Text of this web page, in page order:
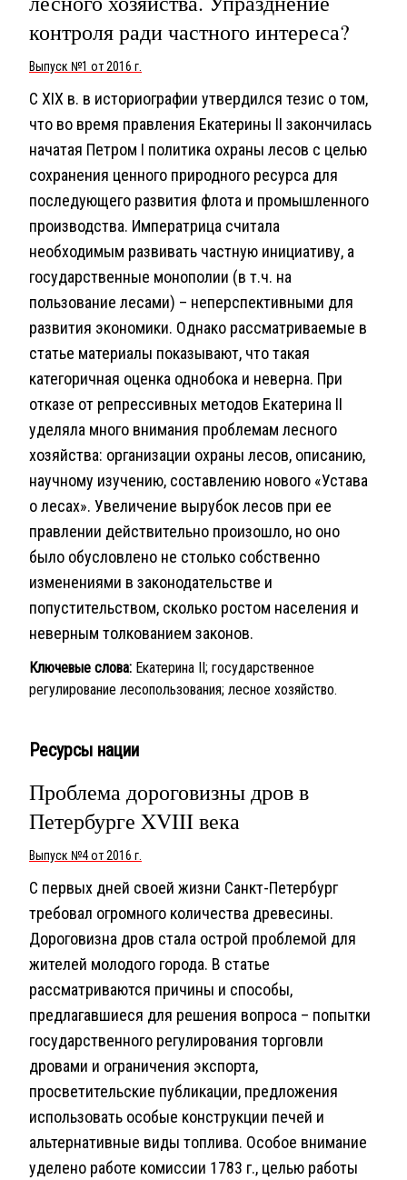
контроля ради частного интереса?
Выпуск №1 от 2016 г.
С XIX в. в историографии утвердился тезис о том,
что во время правления Екатерины II закончилась
начатая Петром I политика охраны лесов с целью
сохранения ценного природного ресурса для
последующего развития флота и промышленного
производства. Императрица считала
необходимым развивать частную инициативу, а
государственные монополии (в т.ч. на
пользование лесами) – неперспективными для
развития экономики. Однако рассматриваемые в
статье материалы показывают, что такая
категоричная оценка однобока и неверна. При
отказе от репрессивных методов Екатерина II
уделяла много внимания проблемам лесного
хозяйства: организации охраны лесов, описанию,
научному изучению, составлению нового «Устава
о лесах». Увеличение вырубок лесов при ее
правлении действительно произошло, но оно
было обусловлено не столько собственно
изменениями в законодательстве и
попустительством, сколько ростом населения и
неверным толкованием законов.
Ключевые слова: Екатерина II; государственное
регулирование лесопользования; лесное хозяйство.
Ресурсы нации
Проблема дороговизны дров в
Петербурге XVIII века
Выпуск №4 от 2016 г.
С первых дней своей жизни Санкт-Петербург
требовал огромного количества древесины.
Дороговизна дров стала острой проблемой для
жителей молодого города. В статье
рассматриваются причины и способы,
предлагавшиеся для решения вопроса – попытки
государственного регулирования торговли
дровами и ограничения экспорта,
просветительские публикации, предложения
использовать особые конструкции печей и
альтернативные виды топлива. Особое внимание
уделено работе комиссии 1783 г., целью работы